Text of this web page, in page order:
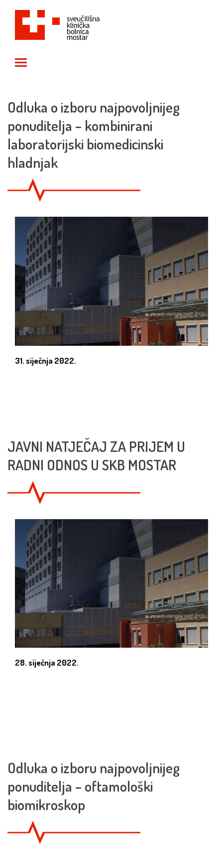
Odluka o izboru najpovoljnijeg
ponuditelja – kombinirani
laboratorijski biomedicinski
hladnjak
31. siječnja 2022.
JAVNI NATJEČAJ ZA PRIJEM U
RADNI ODNOS U SKB MOSTAR
28. siječnja 2022.
Odluka o izboru najpovoljnijeg
ponuditelja – oftamološki
biomikroskop